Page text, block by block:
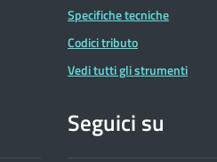
Specifiche tecniche
Codici tributo
Vedi tutti gli strumenti
Seguici su